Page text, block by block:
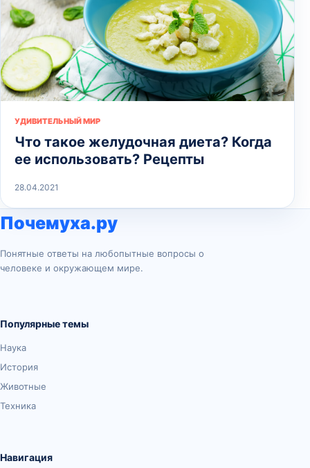
УДИВИТЕЛЬНЫЙ МИР
Что такое желудочная диета? Когда
ее использовать? Рецепты
28.04.2021
Почемуха.ру
Понятные ответы на любопытные вопросы о
человеке и окружающем мире.
Популярные темы
Наука
История
Животные
Техника
Навигация